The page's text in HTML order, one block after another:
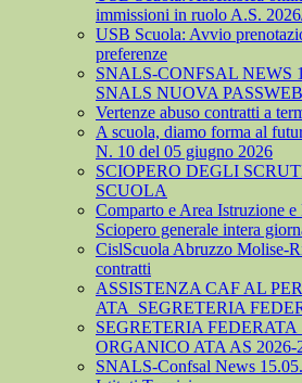
immissioni in ruolo A.S.
USB Scuola: Avvio
preferenze
SNALS-CONFSAL NEWS
SNALS NUOVA PASSWEB
Vertenze abuso contratti a
A scuola, diamo forma al
N. 10 del 05 giugno 2026
SCIOPERO DEGLI
SCUOLA
Comparto e Area Istruzione e
Sciopero generale intera
CislScuola Abruzzo Molise-
contratti
ASSISTENZA CAF AL
ATA_SEGRETERIA
SEGRETERIA
ORGANICO ATA AS 2026-
SNALS-Confsal News